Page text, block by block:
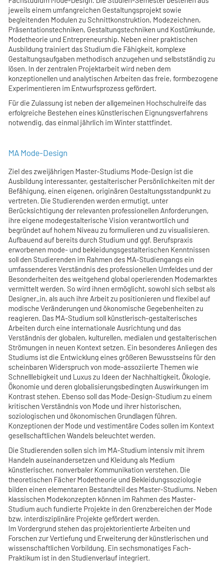
jeweils einem umfangreichen Gestaltungsprojekt sowie
begleitenden Modulen zu Schnittkonstruktion, Modezeichnen,
Präsentationstechniken, Gestaltungstechniken und Kostümkunde,
Modetheorie und Entrepreneurship. Neben einer praktischen
Ausbildung trainiert das Studium die Fähigkeit, komplexe
Gestaltungsaufgaben methodisch anzugehen und selbstständig zu
lösen. In der zentralen Projektarbeit wird neben dem
konzeptionellen und analytischen Arbeiten das freie, formbezogene
Experimentieren im Entwurfsprozess gefördert.
Für die Zulassung ist neben der allgemeinen Hochschulreife das
erfolgreiche Bestehen eines künstlerischen Eignungsverfahrens
notwendig, das einmal jährlich im Winter stattfindet.
MA Mode-Design
Ziel des zweijährigen Master-Studiums Mode-Design ist die
Ausbildung interessanter, gestalterischer Persönlichkeiten mit der
Befähigung, einen eigenen, originären Gestaltungsstandpunkt zu
vertreten. Die Studierenden werden ermutigt, unter
Berücksichtigung der relevanten professionellen Anforderungen,
ihre eigene modegestalterische Vision verantwortlich und
begründet auf hohem Niveau zu formulieren und zu visualisieren.
Aufbauend auf bereits durch Studium und ggf. Berufspraxis
erworbenen mode- und bekleidungsgestalterischen Kenntnissen
soll den Studierenden im Rahmen des MA-Studiengangs ein
umfassenderes Verständnis des professionellen Umfeldes und der
Besonderheiten des weitgehend global operierenden Modemarktes
vermittelt werden. So wird ihnen ermöglicht, sowohl sich selbst als
Designer_in, als auch ihre Arbeit zu positionieren und flexibel auf
modische Veränderungen und ökonomische Gegebenheiten zu
reagieren. Das MA-Studium soll künstlerisch-gestalterisches
Arbeiten durch eine internationale Ausrichtung und das
Verständnis der globalen, kulturellen, medialen und gestalterischen
Strömungen in neuen Kontext setzen. Ein besonderes Anliegen des
Studiums ist die Entwicklung eines größeren Bewusstseins für den
scheinbaren Widerspruch von mode-assoziierte Themen wie
Schnelllebigkeit und Luxus zu Ideen der Nachhaltigkeit, Ökologie,
Ökonomie und deren globalisierungsbedingten Auswirkungen im
Kontrast stehen. Ebenso soll das Mode-Design-Studium zu einem
kritischen Verständnis von Mode und ihrer historischen,
soziologischen und ökonomischen Grundlagen führen.
Konzeptionen der Mode und vestimentäre Codes sollen im Kontext
gesellschaftlichen Wandels beleuchtet werden.
Die Studierenden sollen sich im MA-Studium intensiv mit ihrem
Handeln auseinandersetzen und Kleidung als Medium
künstlerischer, nonverbaler Kommunikation verstehen. Die
theoretischen Fächer Modetheorie und Bekleidungssoziologie
bilden einen elementaren Bestandteil des Master-Studiums. Neben
klassischen Modekonzepten können im Rahmen des Master-
Studium auch fundierte Projekte in den Grenzbereichen der Mode
bzw. interdisziplinäre Projekte gefördert werden.
Im Vordergrund stehen das projektorientierte Arbeiten und
Forschen zur Vertiefung und Erweiterung der künstlerischen und
wissenschaftlichen Vorbildung. Ein sechsmonatiges Fach-
Praktikum ist in den Studienverlauf integriert.